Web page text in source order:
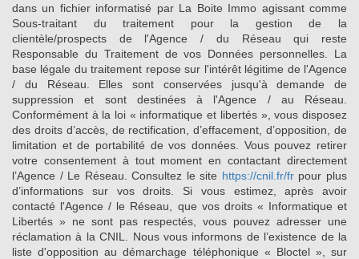
dans un fichier informatisé par La Boite Immo agissant comme
Sous-traitant du traitement pour la gestion de la
clientèle/prospects de l'Agence / du Réseau qui reste
Responsable du Traitement de vos Données personnelles. La
base légale du traitement repose sur l'intérêt légitime de l'Agence
/ du Réseau. Elles sont conservées jusqu'à demande de
suppression et sont destinées à l'Agence / au Réseau.
Conformément à la loi « informatique et libertés », vous disposez
des droits d’accès, de rectification, d’effacement, d’opposition, de
limitation et de portabilité de vos données. Vous pouvez retirer
votre consentement à tout moment en contactant directement
l’Agence / Le Réseau. Consultez le site https://cnil.fr/frpour plus
d’informations sur vos droits. Si vous estimez, après avoir
contacté l'Agence / le Réseau, que vos droits « Informatique et
Libertés » ne sont pas respectés, vous pouvez adresser une
réclamation à la CNIL. Nous vous informons de l’existence de la
liste d'opposition au démarchage téléphonique « Bloctel », sur